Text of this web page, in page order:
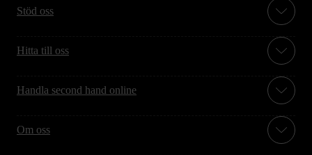
Stöd oss
Hitta till oss
Handla second hand online
Om oss